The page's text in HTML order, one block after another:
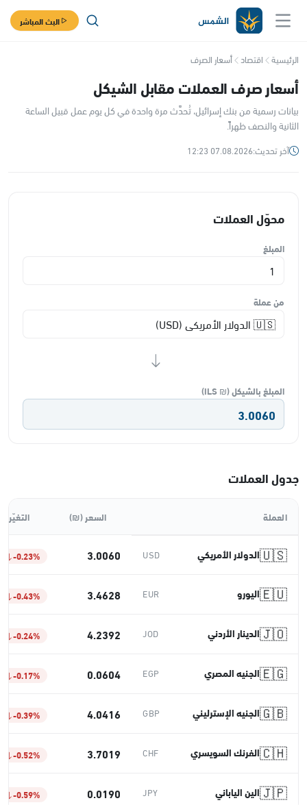
البث المباشر
الرئيسية اقتصاد أسعار الصرف
أسعار صرف العملات مقابل الشيكل
بيانات رسمية من بنك إسرائيل، تُحدَّث مرة واحدة في كل يوم عمل قبيل الساعة
الثانية والنصف ظهراً.
آخر تحديث:07.08.2026 12:23
محوّل العملات
المبلغ
من عملة
المبلغ بالشيكل (₪ ILS)
3.0060
جدول العملات
العملة السعر (₪) التغيّر
🇺🇸الدولار الأمريكي USD
3.0060
-0.23%
🇪🇺اليورو EUR
3.4628
-0.43%
🇯🇴الدينار الأردني JOD
4.2392
-0.24%
🇪🇬الجنيه المصري EGP
0.0604
-0.17%
🇬🇧الجنيه الإسترليني GBP
4.0416
-0.39%
🇨🇭الفرنك السويسري CHF
3.7019
-0.52%
🇯🇵الين الياباني JPY
0.0190
-0.59%